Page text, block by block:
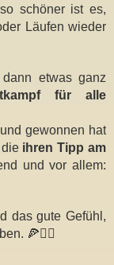
schöner ist es,
Läufen wieder
etwas ganz
für alle
gewonnen hat
ihren Tipp am
und vor allem:
das gute Gefühl,
🍕🏃‍♀️